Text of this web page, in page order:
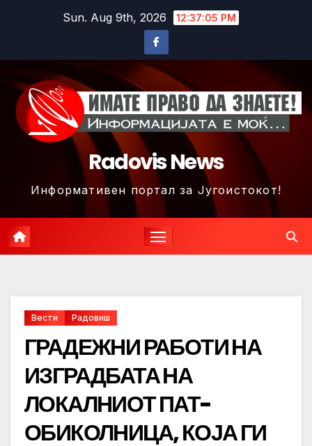
Sun. Aug 9th, 2026 12:37:08 PM
Radovis News
Информативен портал за Југоистокот!
Вести Радовиш
ГРАДЕЖНИ РАБОТИ НА
ИЗГРАДБАТА НА
ЛОКАЛНИОТ ПАТ-
ОБИКОЛНИЦА, КОЈА ГИ